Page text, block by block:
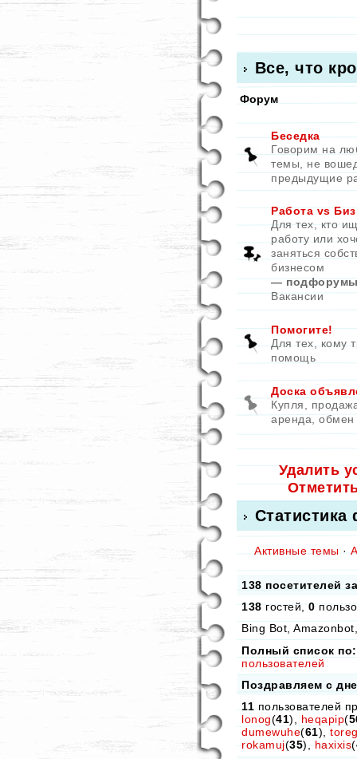
Все, что
Форум
Беседка
Говорим на
темы, не
предыдущие
Работа vs
Для тех, кто
работу или
заняться
бизнесом
—
Вакансии
Помогите!
Для тех, кому
помощь
Доска
Купля,
аренда, обмен
Удалить
Активные темы ·
138 посетителей
138 гостей, 0
Bing Bot,
Полный список по:
пользователей
Поздравляем с
11 пользователей
lonog(41), heqapip(
dumewuhe(61),
rokamuj(35), haxixis(